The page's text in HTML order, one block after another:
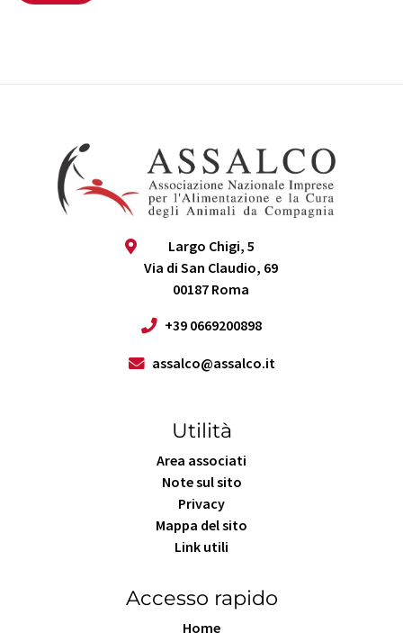
Largo Chigi, 5
Via di San Claudio, 69
00187 Roma
+39 0669200898
assalco@assalco.it
Utilità
Area associati
Note sul sito
Privacy
Mappa del sito
Link utili
Accesso rapido
Home